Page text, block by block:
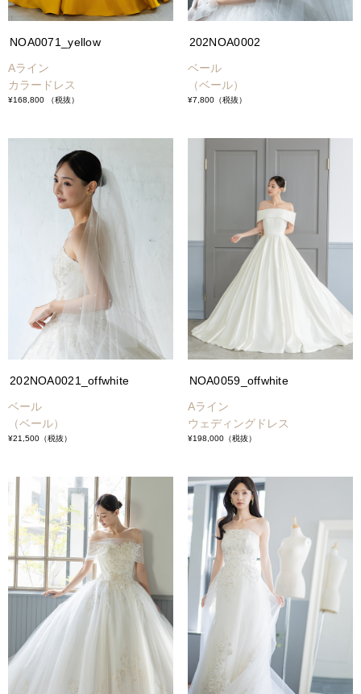
NOA0071_yellow
Aライン
カラードレス
¥168,800 （税抜）
202NOA0002
ベール
（ベール）
¥7,800（税抜）
202NOA0021_offwhite
ベール
（ベール）
¥21,500 （税抜）
NOA0059_offwhite
Aライン
ウェディングドレス
¥198,000（税抜）